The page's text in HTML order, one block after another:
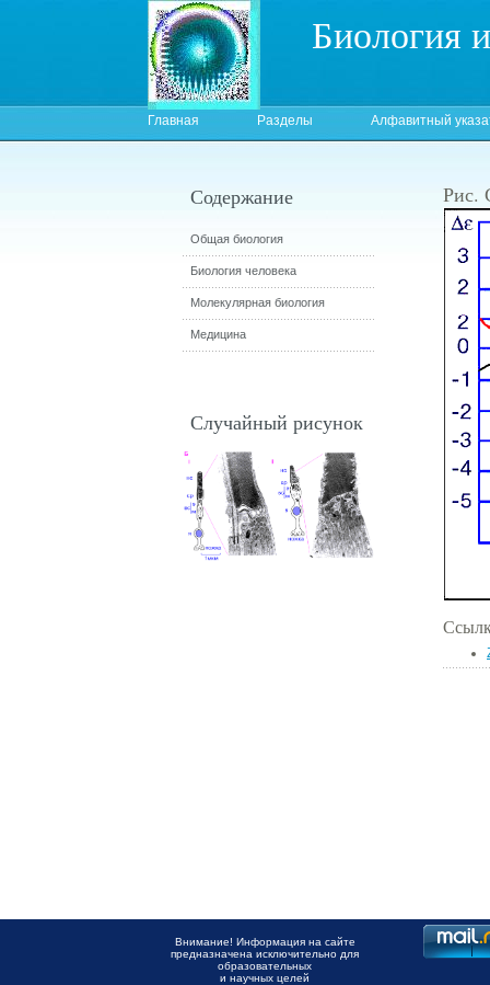
Биология
Главная Разделы Алфавитный
Рис.
Содержание
Общая биология
Биология человека
Молекулярная биология
Медицина
Случайный рисунок
Внимание! Информация на сайте
предназначена исключительно для
образовательных
и научных целей